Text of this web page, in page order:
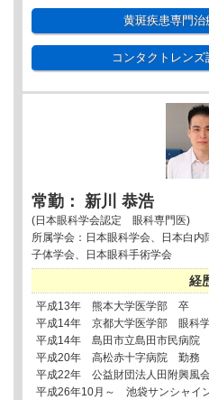
黄斑疾患専門治
コンタクトレンズ
常勤： 新川 恭浩
(日本眼科学会認定 眼科専門医)
所属学会：日本眼科学会、日本白
子体学会、日本眼科手術学会
経
平成13年 熊本大学医学部 卒
平成14年 京都大学医学部 眼科
平成14年 島田市立島田市民病院
平成20年 高松赤十字病院 勤務
平成22年 公益財団法人田附興
平成26年10月～ 池袋サンシャイ